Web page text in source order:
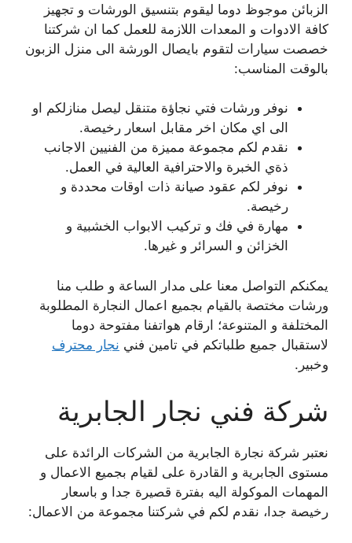
الزبائن موجوظ دوما ليقوم بتنسيق الورشات و تجهيز
كافة الادوات و المعدات اللازمة للعمل كما ان شركتنا
خصصت سيارات لتقوم بايصال الورشة الى منزل الزبون
بالوقت المناسب:
نوفر ورشات فتي نجاؤة متنقل ليصل منازلكم او
الى اي مكان اخر مقابل اسعار رخيصة.
نقدم لكم مجموعة مميزة من الفنيين الاجانب
ذةي الخبرة والاحترافية العالية في العمل.
نوفر لكم عقود صيانة ذات اوقات محددة و
رخيصة.
مهارة في فك و تركيب الابواب الخشبية و
الخزائن و السرائر و غيرها.
يمكنكم التواصل معنا على مدار الساعة و طلب منا
ورشات مختصة بالقيام بجميع اعمال النجارة المطلوبة
المختلفة و المتنوعة؛ ارقام هواتفنا مفتوحة دوما
لاستقبال جميع طلباتكم في تامين فني نجار محترف
وخبير.
شركة فني نجار الجابرية
نعتبر شركة نجارة الجابرية من الشركات الرائدة على
مستوى الجابرية و القادرة على لقيام بجميع الاعمال و
المهمات الموكولة اليه بفترة قصيرة جدا و باسعار
رخيصة جدا، نقدم لكم في شركتنا مجموعة من الاعمال: